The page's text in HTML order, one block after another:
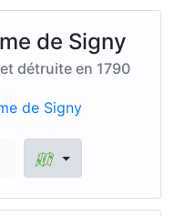
de Signy
détruite en 1790